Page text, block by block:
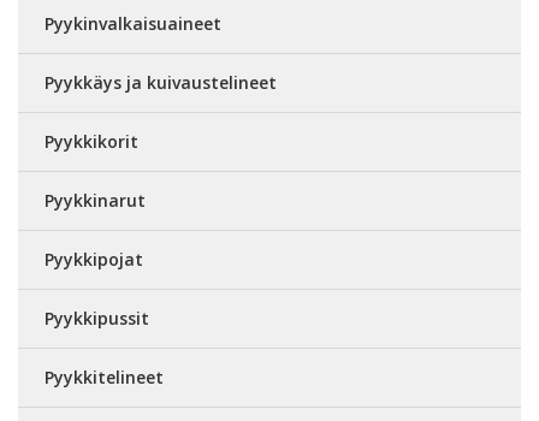
Pyykinvalkaisuaineet
Pyykkäys ja kuivaustelineet
Pyykkikorit
Pyykkinarut
Pyykkipojat
Pyykkipussit
Pyykkitelineet